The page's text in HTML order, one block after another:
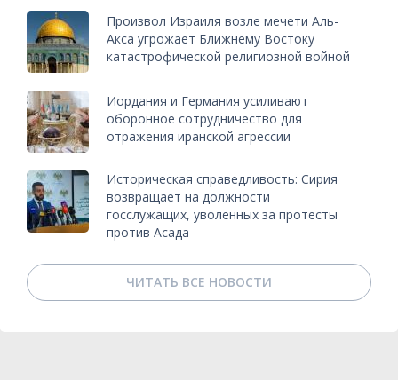
Произвол Израиля возле мечети Аль-
Акса угрожает Ближнему Востоку
катастрофической религиозной войной
Иордания и Германия усиливают
оборонное сотрудничество для
отражения иранской агрессии
Историческая справедливость: Сирия
возвращает на должности
госслужащих, уволенных за протесты
против Асада
ЧИТАТЬ ВСЕ НОВОСТИ